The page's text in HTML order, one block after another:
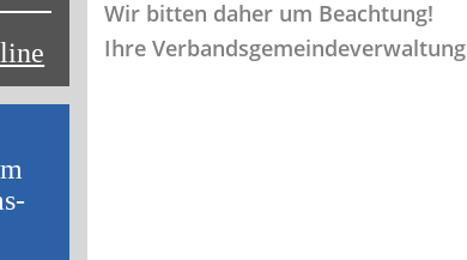
Wir bitten daher um Beachtung!
Ihre Verbandsgemeindeverwaltung